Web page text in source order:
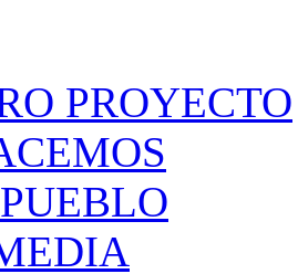
PROYECTO